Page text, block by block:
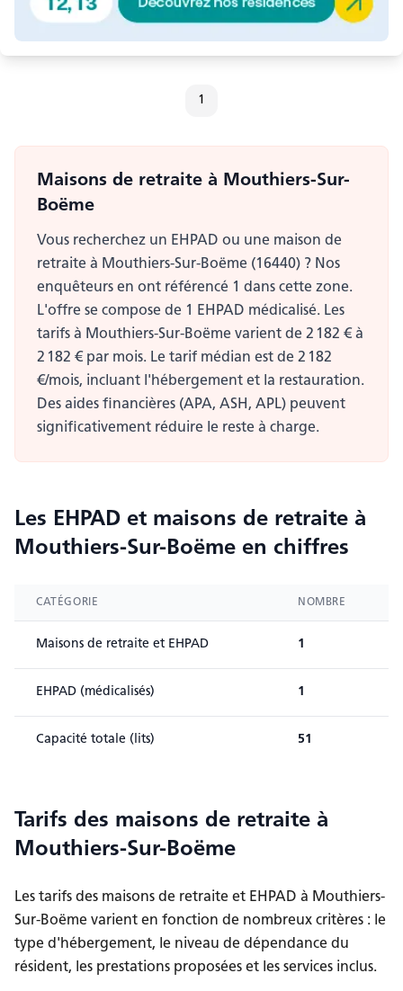
1
Maisons de retraite à Mouthiers-Sur-
Boëme
Vous recherchez un EHPAD ou une maison de
retraite à Mouthiers-Sur-Boëme (16440) ? Nos
enquêteurs en ont référencé 1 dans cette zone.
L'offre se compose de 1 EHPAD médicalisé. Les
tarifs à Mouthiers-Sur-Boëme varient de 2 182 € à
2 182 € par mois. Le tarif médian est de 2 182
€/mois, incluant l'hébergement et la restauration.
Des aides financières (APA, ASH, APL) peuvent
significativement réduire le reste à charge.
Les EHPAD et maisons de retraite à
Mouthiers-Sur-Boëme en chiffres
CATÉGORIE NOMBRE
Maisons de retraite et EHPAD 1
EHPAD (médicalisés) 1
Capacité totale (lits) 51
Tarifs des maisons de retraite à
Mouthiers-Sur-Boëme
Les tarifs des maisons de retraite et EHPAD à Mouthiers-
Sur-Boëme varient en fonction de nombreux critères : le
type d'hébergement, le niveau de dépendance du
résident, les prestations proposées et les services inclus.